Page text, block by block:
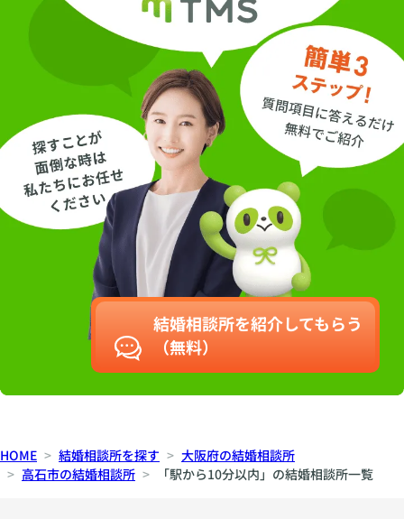
結婚相談所を紹介してもらう
（無料）
HOME 結婚相談所を探す
大阪府の結婚相談所
高石市の結婚相談所
「駅から10分以内」の結婚相談所一覧